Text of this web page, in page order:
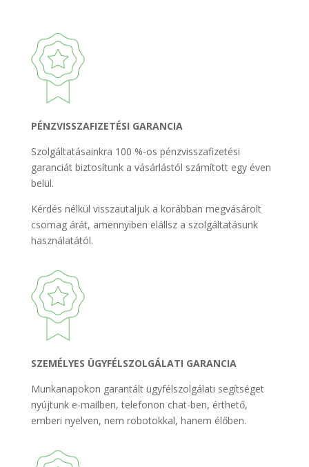
PÉNZVISSZAFIZETÉSI GARANCIA
Szolgáltatásainkra 100 %-os pénzvisszafizetési
garanciát biztosítunk a vásárlástól számított egy éven
belül.
Kérdés nélkül visszautaljuk a korábban megvásárolt
csomag árát, amennyiben elállsz a szolgáltatásunk
használatától.
SZEMÉLYES ÜGYFÉLSZOLGÁLATI GARANCIA
Munkanapokon garantált ügyfélszolgálati segítséget
nyújtunk e-mailben, telefonon chat-ben, érthető,
emberi nyelven, nem robotokkal, hanem élőben.